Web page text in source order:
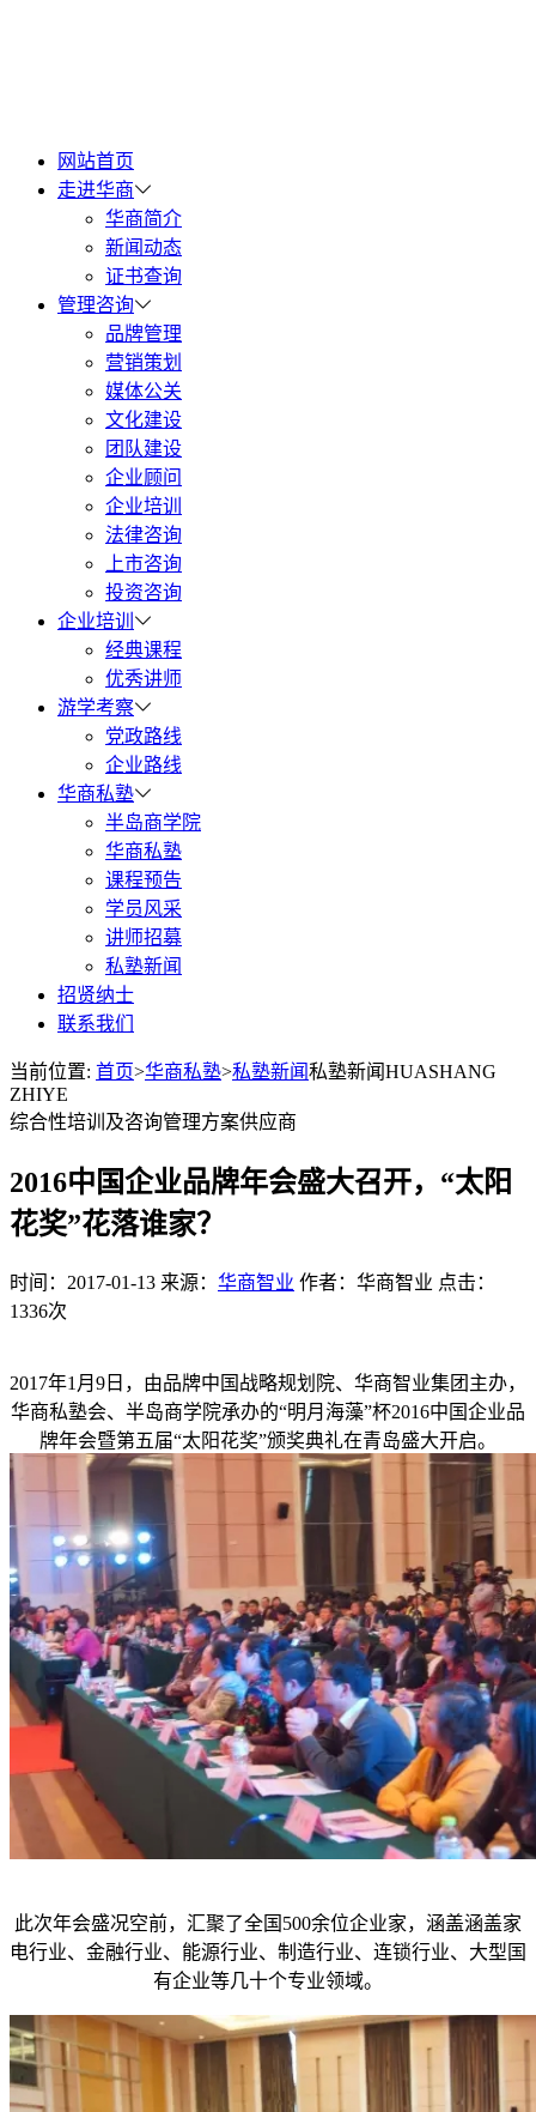
网站首页
走进华商
华商简介
新闻动态
证书查询
管理咨询
品牌管理
营销策划
媒体公关
文化建设
团队建设
企业顾问
企业培训
法律咨询
上市咨询
投资咨询
企业培训
经典课程
优秀讲师
游学考察
党政路线
企业路线
华商私塾
半岛商学院
华商私塾
课程预告
学员风采
讲师招募
私塾新闻
招贤纳士
联系我们
当前位置: 首页>华商私塾>私塾新闻私塾新闻HUASHANG
ZHIYE
综合性培训及咨询管理方案供应商
2016中国企业品牌年会盛大召开，“太阳
花奖”花落谁家？
时间：2017-01-13 来源： 华商智业 作者：华商智业 点击：
1336次
2017年1月9日，由品牌中国战略规划院、华商智业集团主办，
华商私塾会、半岛商学院承办的“明月海藻”杯2016中国企业品
牌年会暨第五届“太阳花奖”颁奖典礼在青岛盛大开启。
此次年会盛况空前，汇聚了全国500余位企业家，涵盖涵盖家
电行业、金融行业、能源行业、制造行业、连锁行业、大型国
有企业等几十个专业领域。